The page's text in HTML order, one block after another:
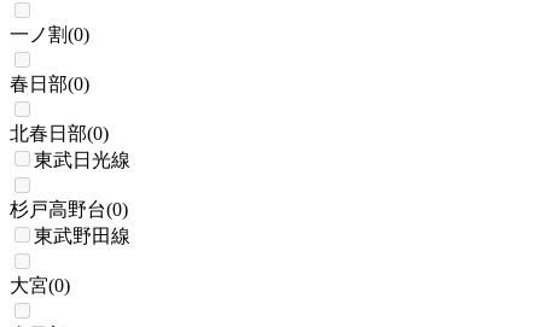
一ノ割(0)
春日部(0)
北春日部(0)
東武日光線
杉戸高野台(0)
東武野田線
大宮(0)